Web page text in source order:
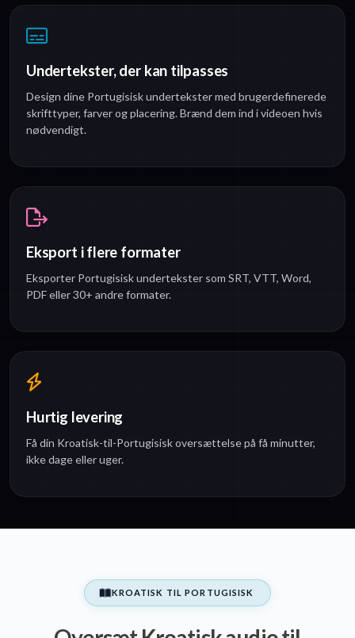
Undertekster, der kan tilpasses
Design dine Portugisisk undertekster med brugerdefinerede
skrifttyper, farver og placering. Brænd dem ind i videoen hvis
nødvendigt.
Eksport i flere formater
Eksporter Portugisisk undertekster som SRT, VTT, Word,
PDF eller 30+ andre formater.
Hurtig levering
Få din Kroatisk-til-Portugisisk oversættelse på få minutter,
ikke dage eller uger.
KROATISK TIL PORTUGISISK